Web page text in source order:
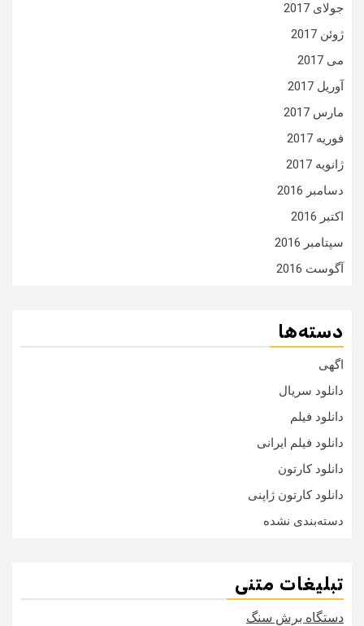
جولای 2017
ژوئن 2017
می 2017
آوریل 2017
مارس 2017
فوریه 2017
ژانویه 2017
دسامبر 2016
اکتبر 2016
سپتامبر 2016
آگوست 2016
دسته‌ها
اگهی
دانلود سریال
دانلود فیلم
دانلود فیلم ایرانی
دانلود کارتون
دانلود کارتون ژاپنی
دسته‌بندی نشده
تبلیغات متنی
دستگاه برش سنگ